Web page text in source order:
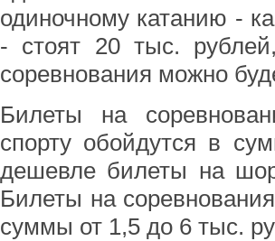
одиночному катанию -
- стоят 20 тыс.
соревнования можно
Билеты на
спорту обойдутся в
дешевле билеты на
Билеты на
суммы от 1,5 до 6 тыс.